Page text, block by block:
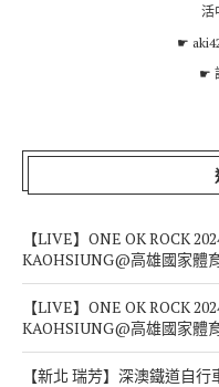
活
☛
☛
【LIVE】ONE OK ROCK
KAOHSIUNG@高雄國家體
【LIVE】ONE OK ROCK
KAOHSIUNG@高雄國家體
【新北 瑞芳】深澳鐵道自